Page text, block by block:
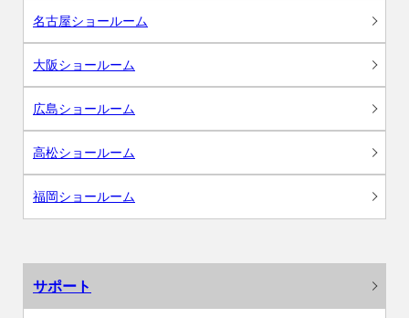
名古屋ショールーム
大阪ショールーム
広島ショールーム
高松ショールーム
福岡ショールーム
サポート